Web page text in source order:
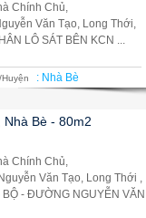
Chính Chủ,
Văn Tạo, Long Thới,
LÔ SÁT BÊN KCN ...
: Nhà Bè
Bè - 80m2
Chính Chủ,
Văn Tạo, Long Thới ,
- ĐƯỜNG NGUYỄN VĂN